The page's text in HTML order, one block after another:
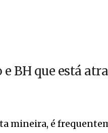
BH que está
mineira, é